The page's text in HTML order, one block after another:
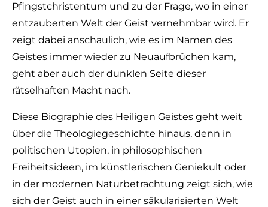
Pfingstchristentum und zu der Frage, wo in einer
entzauberten Welt der Geist vernehmbar wird. Er
zeigt dabei anschaulich, wie es im Namen des
Geistes immer wieder zu Neuaufbrüchen kam,
geht aber auch der dunklen Seite dieser
rätselhaften Macht nach.
Diese Biographie des Heiligen Geistes geht weit
über die Theologiegeschichte hinaus, denn in
politischen Utopien, in philosophischen
Freiheitsideen, im künstlerischen Geniekult oder
in der modernen Naturbetrachtung zeigt sich, wie
sich der Geist auch in einer säkularisierten Welt